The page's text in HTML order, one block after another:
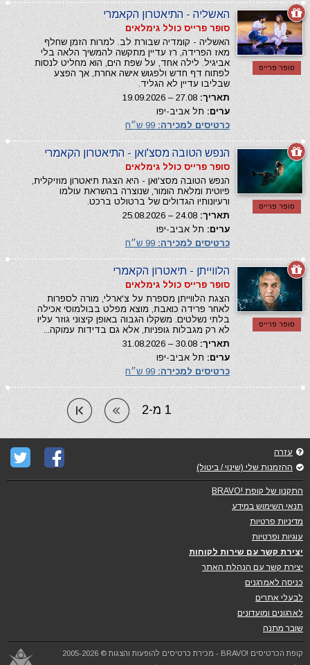
סופר פרייס
האשליה - התיאטרון הקאמרי
סופר פרייס כולל גימלאים
האשליה - קומדיה שבורת לב. למרות הזמן שחלף
מאז הפרידה, רז עדיין מתקשה להמשיך הלאה בלי
אביגיל. לילה אחד, על שפת הים, הוא מחליט לנסות
לפתוח דף חדש ולפגוש אישה אחרת, אך הפצע
שבליבו עדיין לא הגליד.
תאריך:
ערים: תל אביב-יפו
כרטיסים למכירה:
סופר פרייס
הנפש הטובה מסצ'ואן - התיאטרון הקאמרי
סופר פרייס כולל גימלאים
הנפש הטובה מסצ'ואן - היא הצגת תיאטרון מוזיקלית,
פיוטית ומלאת הומור, שנוצרה בהשראת עולמו
ורעיונותיו הגדולים של ברטולט ברכט.
תאריך:
ערים: תל אביב-יפו
כרטיסים למכירה:
סופר פרייס
הלווייתן - תיאטרון הקאמרי
סופר פרייס כולל גימלאים
הצגת הלווייתן מספרת על צ'ארלי, מורה לספרות
לאחר פרידה כואבת, מוצא מפלט בבולמוסי אכילה
בלתי נשלטים. משקלו הגבוה באופן קיצוני גוזר עליו
לא רק מגבלות גופניות, אלא גם בדידות עמוקה...
תאריך:
ערים: תל אביב-יפו
כרטיסים למכירה:
1 מ-2
עזרה
ההזמנות שלי (שינוי / ביטול)
התקנון של קופת !BRAVO
תנאי השימוש במידע
מדיניות פרטיות
עוגיות ופרטיות
יצירת קשר עם שירות לקוחות
יצירת קשר עם הנהלת האתר
כניסה לאמרגנים
לבעלי אתרים
לארגונים ומועדונים
שובר מתנה
קופת הכרטיסים !BRAVO - מכירת כרטיסים להופעות והצגות © 2005-2026